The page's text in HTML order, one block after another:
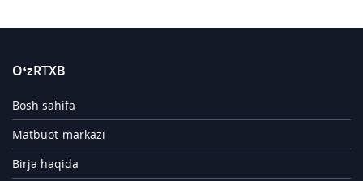
O‘zRTXB
Bosh sahifa
Matbuot-markazi
Birja haqida